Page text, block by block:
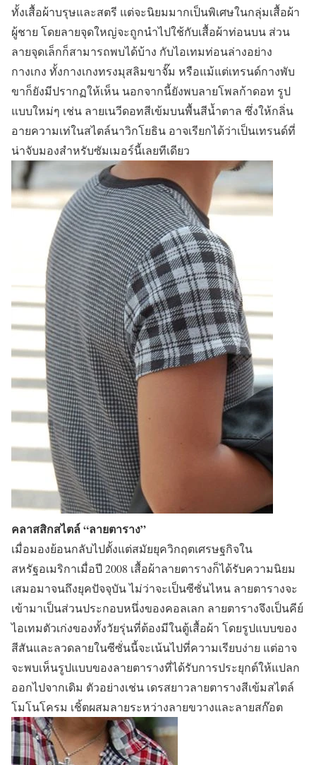
ทั้งเสื้อผ้าบรุษและสตรี แต่จะนิยมมากเป็นพิเศษในกลุ่มเสื้อผ้า
ผู้ชาย โดยลายจุดใหญ่จะถูกนำไปใช้กับเสื้อผ้าท่อนบน ส่วน
ลายจุดเล็กก็สามารถพบได้บ้าง กับไอเทมท่อนล่างอย่าง
กางเกง ทั้งกางเกงทรงมุสลิมขาจั๊ม หรือแม้แต่เทรนด์กางพับ
ขาก็ยังมีปรากฏให้เห็น นอกจากนี้ยังพบลายโพลก้าดอท รูป
แบบใหม่ๆ เช่น ลายเนวีดอทสีเข้มบนพื้นสีน้ำตาล ซึ่งให้กลิ่น
อายความเท่ในสไตล์นาวิกโยธิน อาจเรียกได้ว่าเป็นเทรนด์ที่
น่าจับมองสำหรับซัมเมอร์นี้เลยทีเดียว
คลาสสิกสไตล์ “ลายตาราง”
เมื่อมองย้อนกลับไปตั้งแต่สมัยยุควิกฤตเศรษฐกิจใน
สหรัฐอเมริกาเมื่อปี 2008 เสื้อผ้าลายตารางก็ได้รับความนิยม
เสมอมาจนถึงยุคปัจจุบัน ไม่ว่าจะเป็นซีซั่นไหน ลายตารางจะ
เข้ามาเป็นส่วนประกอบหนึ่งของคอลเลก ลายตารางจึงเป็นคีย์
ไอเทมตัวเก่งของทั้งวัยรุ่นที่ต้องมีในตู้เสื้อผ้า โดยรูปแบบของ
สีสันและลวดลายในซีซั่นนี้จะเน้นไปที่ความเรียบง่าย แต่อาจ
จะพบเห็นรูปแบบของลายตารางที่ได้รับการประยุกต์ให้แปลก
ออกไปจากเดิม ตัวอย่างเช่น เดรสยาวลายตารางสีเข้มสไตล์
โมโนโครม เชิ้ตผสมลายระหว่างลายขวางและลายสก๊อต